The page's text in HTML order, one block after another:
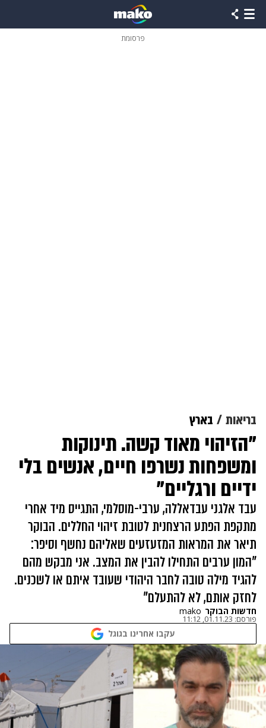
פרסומת
בריאות בארץ
"הזיהוי מאוד קשה. תינוקות
ומשפחות נשרפו חיים, אנשים בלי
ידיים ורגליים"
עבד אלגני עבדאללה, ערבי-מוסלמי, התגייס מיד אחרי
מתקפת הפתע הרצחנית לטובת זיהוי החללים. הבוקר
תיאר את המראות המזעזעים שאליהם נחשף וסיפר:
"המון ערבים התחילו להבין את המצב. אני מבקש מהם
להגיד מילה טובה לחבר היהודי שעובד איתם או לשכנים.
לחזק אותם, לא להתעלם"
חדשות הבוקר mako
פורסם: 01.11.23, 11:12
עקבו אחרינו בגוגל